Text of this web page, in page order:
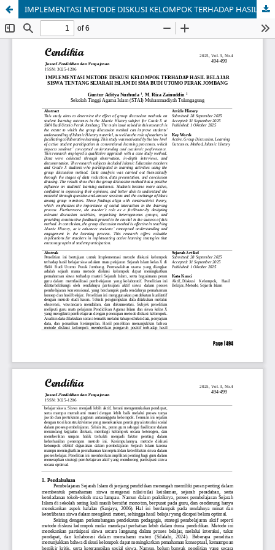
IMPLEMENTASI METODE DISKUSI KELOMPOK TERHADAP HASIL BELAJAR SISWA TENTANG SEJARAH ISLAM DI SMA BUDI UTOMO PERAK JOMBANG